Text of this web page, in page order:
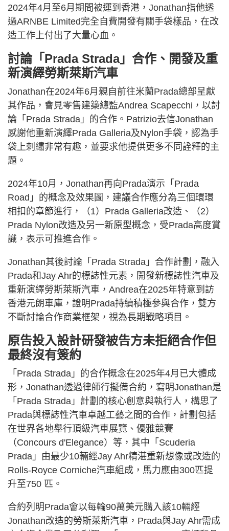
2024年4月至6月期間被運到香港，Jonathan指他透
過ARNBE Limited完全自費開發有關手袋樣品，在改
造工作上付出了大量心血。
討論「Prada Strada」合作、開發及重
新演繹勞斯萊斯汽車
Jonathan在2024年6月親自前往米蘭Prada總部呈獻
其作品，會見零售建築總監Andrea Scapecchi，以討
論「Prada Strada」的合作。Patrizio去信Jonathan
感謝他重新演繹Prada Galleria及Nylon手袋，認為手
袋上刺繡非常有趣，並要求他提供更多不同詮釋的主
題。
2024年10月，Jonathan再向Prada演示「Prada
Road」的概念及效果圖，建議合作應分為三個環環
相扣的章節進行，（1）Prada Galleria改造、（2）
Prada Nylon改造及另一新原型概念，受Prada高度賞
識，表示可推進合作。
Jonathan其後討論「Prada Strada」合作計劃，融入
Prada和Jay Ahr的標誌性元素，開發新標誌性汽車及
重新演繹勞斯萊斯汽車，Andrea在2025年特意到訪
香港元朗車庫，證明Prada持續積極參與合作，雙方
不斷討論合作商業框架，視為長期戰略項目。
原告投入設計研發被告方未拒絕合作但
最終沒有簽約
「Prada Strada」的合作概念在2025年4月已大體成
形，Jonathan透過律師行擬備合約，寫明Jonathan是
「Prada Strada」計劃的核心創意與執行人，構思了
Prada與標誌性汽車卓越工藝之間的合作，計劃包括
在世界各地舉行頂級汽車展覽、優雅競賽
（Concours d'Elegance）等，其中「Scuderia
Prada」由最少10輛經Jay Ahr精湛重新想像或改造的
Rolls-Royce Corniche汽車組成，馬力應由300匹提
升至750 匹。
合約列明Prada會以每輪90萬美元購入該10輛經
Jonathan改造的勞斯萊斯汽車，Prada與Jay Ahr需成